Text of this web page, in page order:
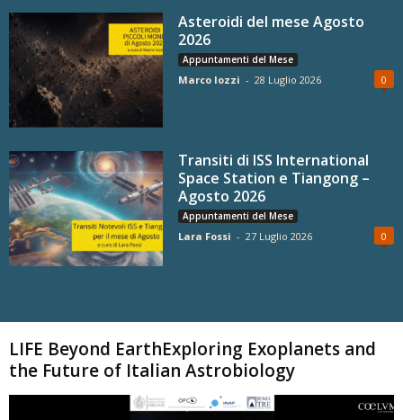
Asteroidi del mese Agosto
2026
Appuntamenti del Mese
Marco Iozzi - 28 Luglio 2026 0
Transiti di ISS International
Space Station e Tiangong –
Agosto 2026
Appuntamenti del Mese
Lara Fossi - 27 Luglio 2026 0
LIFE Beyond EarthExploring Exoplanets and
the Future of Italian Astrobiology